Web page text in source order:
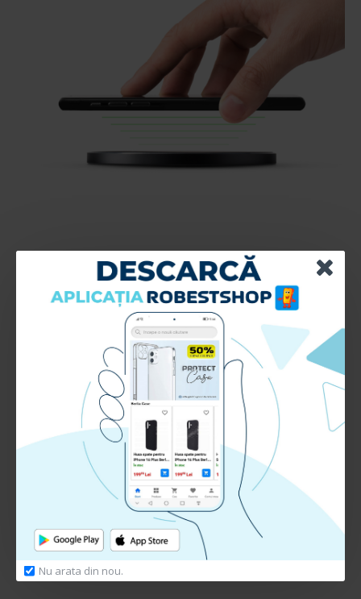
Nu arata din nou.
Daca iti doresti o husa care se intretine usor,
iti ofera un grad ridicat de protectie si
rezistenta indelungata, este compatibila cu
incarcarea wireless, atunci husa spate
Silicone Line este accesoriul perfect pentru
RECENZII CLIENTI:
Nu sunt recenzii la acest produs.
Adauga Recenzie
Te rugamautentifica-tesau
inregistreaza un cont nou
pentru a putea lasa o recenzie